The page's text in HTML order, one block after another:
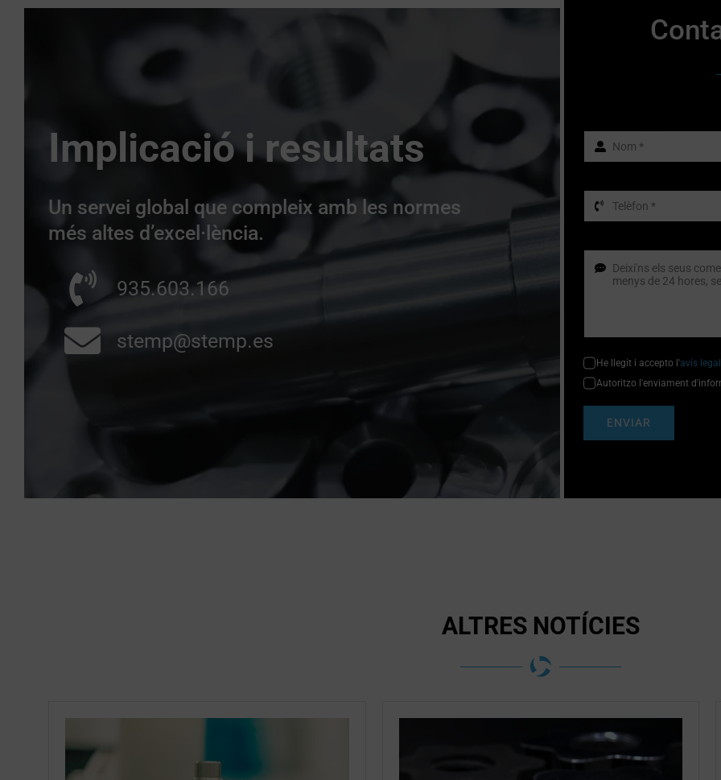
Implicació i resultats
Un servei global que compleix amb les normes
més altes d’excel·lència.
935.603.166
stemp@stemp.es
He llegit i accepto l'avís legal
Autoritzo l'enviament
ENVIAR
ALTRES NOTÍCIES